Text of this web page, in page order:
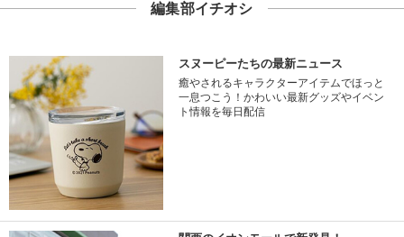
編集部イチオシ
スヌーピーたちの最新ニュース
癒やされるキャラクターアイテムでほっと
一息つこう！かわいい最新グッズやイベン
ト情報を毎日配信